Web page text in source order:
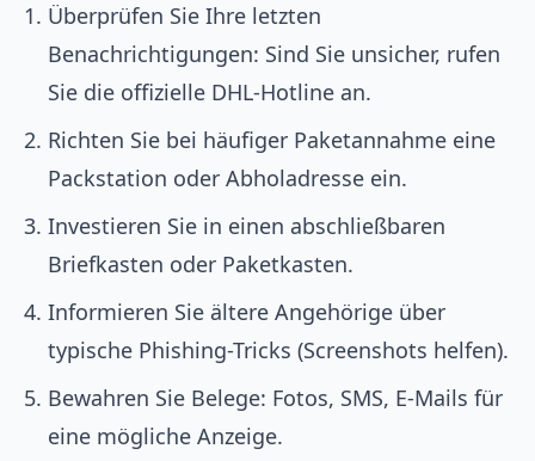
Überprüfen Sie Ihre letzten
Benachrichtigungen: Sind Sie unsicher, rufen
Sie die offizielle DHL-Hotline an.
Richten Sie bei häufiger Paketannahme eine
Packstation oder Abholadresse ein.
Investieren Sie in einen abschließbaren
Briefkasten oder Paketkasten.
Informieren Sie ältere Angehörige über
typische Phishing-Tricks (Screenshots helfen).
Bewahren Sie Belege: Fotos, SMS, E-Mails für
eine mögliche Anzeige.